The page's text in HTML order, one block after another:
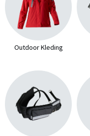
Outdoor Kleding